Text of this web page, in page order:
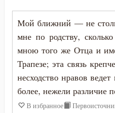
Человек
Честолюбие
Мой ближний — не
мне по родству,
мною того же Отца и
Трапезе; эта связь
несходство нравов
более, нежели различие
В избранное